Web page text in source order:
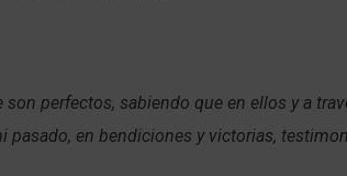
perfectos, sabiendo que en ellos y a
pasado, en bendiciones y victorias,